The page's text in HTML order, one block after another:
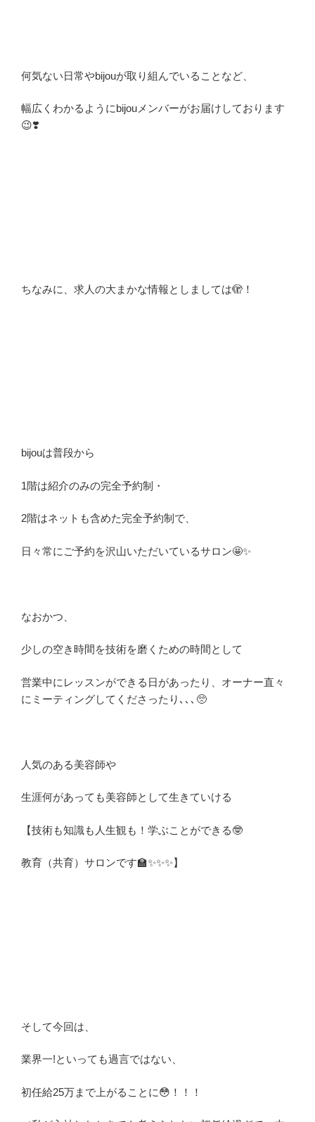
何気ない日常やbijouが取り組んでいることなど、
幅広くわかるようにbijouメンバーがお届けしております
😉❣️
ちなみに、求人の大まかな情報としましては🫣！
bijouは普段から
1階は紹介のみの完全予約制・
2階はネットも含めた完全予約制で、
日々常にご予約を沢山いただいているサロン🤩✨
なおかつ、
少しの空き時間を技術を磨くための時間として
営業中にレッスンができる日があったり、オーナー直々
にミーティングしてくださったり､､､🥺
人気のある美容師や
生涯何があっても美容師として生きていける
【技術も知識も人生観も！学ぶことができる🤓
教育（共育）サロンです🏫✨✨✨】
そして今回は、
業界一!といっても過言ではない、
初任給25万まで上がることに😳！！！